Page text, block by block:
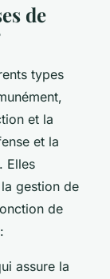
de
types
et la
et la
Elles
gestion de
de
assure la